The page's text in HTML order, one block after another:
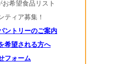
希望食品リスト
ティア募集！
ントリーのご案内
希望される方へ
フォーム